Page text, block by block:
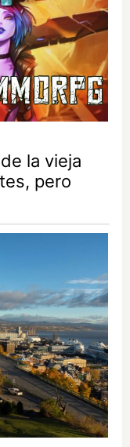
la vieja
pero